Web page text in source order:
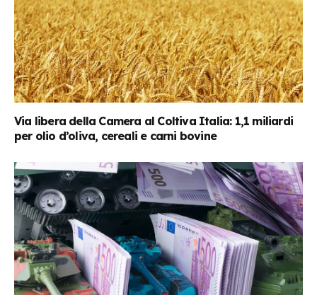
Via libera della Camera al Coltiva Italia: 1,1 miliardi
per olio d’oliva, cereali e carni bovine